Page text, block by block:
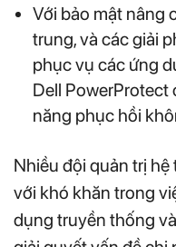
Với bảo mật nâng
trung, và các giải
phục vụ các ứng
Dell PowerProtect
năng phục hồi
Nhiều đội quản trị
với khó khăn trong
dụng truyền thống